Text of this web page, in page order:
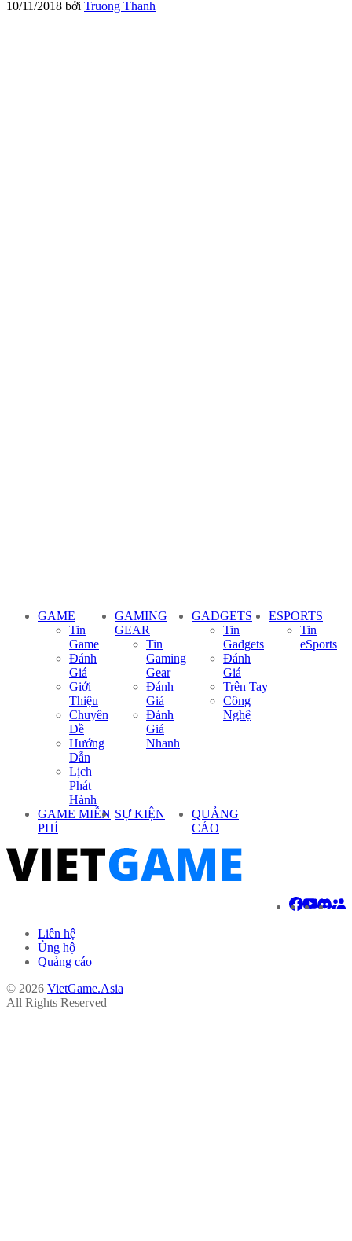
10/11/2018 bởi Truong Thanh
GAME
Tin
Game
Đánh
Giá
Giới
Thiệu
Chuyên
Đề
Hướng
Dẫn
Lịch
Phát
Hành
GAMING
GEAR
Tin
Gaming
Gear
Đánh
Giá
Đánh
Giá
Nhanh
GADGETS
Tin
Gadgets
Đánh
Giá
Trên Tay
Công
Nghệ
ESPORTS
Tin
eSports
GAME MIỄN
PHÍ
SỰ KIỆN
QUẢNG
CÁO
Liên hệ
Ủng hộ
Quảng cáo
© 2026 VietGame.Asia
All Rights Reserved